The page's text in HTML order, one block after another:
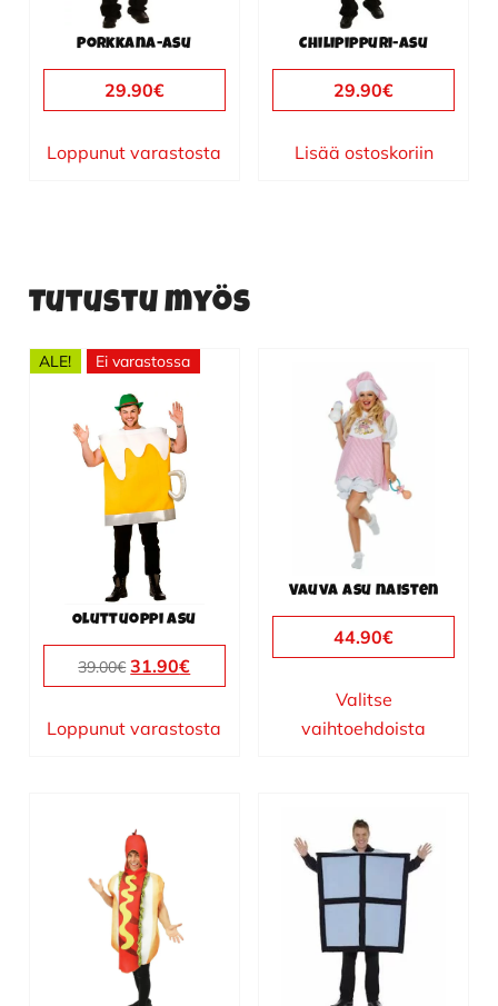
Porkkana-asu
29.90€
Loppunut varastosta
Chilipippuri-asu
29.90€
Lisää ostoskoriin
Tutustu myös
ALE! Ei varastossa
Oluttuoppi asu
39.00€ Alkuperäinen
hinta
oli:
31.90€Nykyinen
hinta
on:
Loppunut varastosta
Vauva asu naisten
44.90€
Valitse
vaihtoehdoista
tuotteella
useampi
muunnelma.